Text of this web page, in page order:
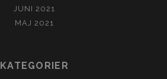
JUNI 2021
MAJ 2021
KATEGORIER